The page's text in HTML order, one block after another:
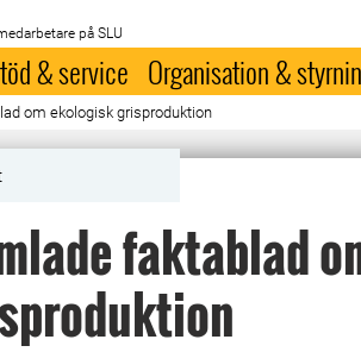
på SLU
& service Organisation &
om ekologisk grisproduktion
faktablad